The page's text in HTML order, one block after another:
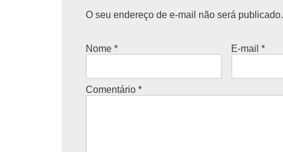
O seu endereço de e-mail não será publicado.
Nome * E-mail*
Comentário *